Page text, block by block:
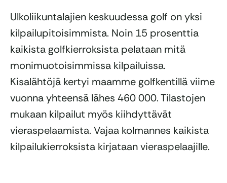
Ulkoliikuntalajien keskuudessa golf on yksi
kilpailupitoisimmista. Noin 15 prosenttia
kaikista golfkierroksista pelataan mitä
monimuotoisimmissa kilpailuissa.
Kisalähtöjä kertyi maamme golfkentillä viime
vuonna yhteensä lähes 460 000. Tilastojen
mukaan kilpailut myös kiihdyttävät
vieraspelaamista. Vajaa kolmannes kaikista
kilpailukierroksista kirjataan vieraspelaajille.